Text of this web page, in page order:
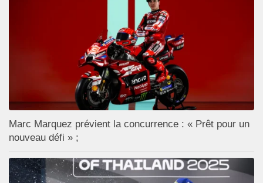
Marc Marquez prévient la concurrence : « Prêt pour un
nouveau défi » ;